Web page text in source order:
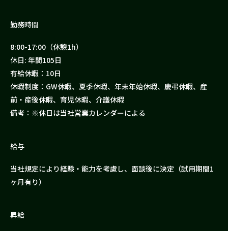
勤務時間
8:00-17:00（休憩1h）
休日: 年間105日
有給休暇：10日
休暇制度：GW休暇、夏季休暇、年末年始休暇、慶弔休暇、産
前・産後休暇、育児休暇、介護休暇
備考：※休日は当社営業カレンダーによる
給与
当社規定により経験・能力を考慮し、面談後に決定（試用期間1
ヶ月有り）
昇給